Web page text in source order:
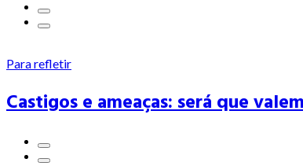
Para refletir
Castigos e ameaças: será que